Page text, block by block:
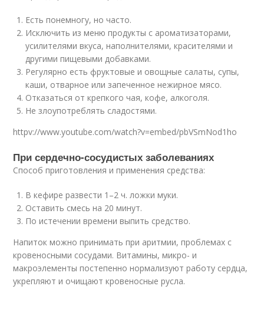
Есть понемногу, но часто.
Исключить из меню продукты с ароматизаторами,
усилителями вкуса, наполнителями, красителями и
другими пищевыми добавками.
Регулярно есть фруктовые и овощные салаты, супы,
каши, отварное или запеченное нежирное мясо.
Отказаться от крепкого чая, кофе, алкоголя.
Не злоупотреблять сладостями.
httpv://www.youtube.com/watch?v=embed/pbVSmNod1ho
При сердечно-сосудистых заболеваниях
Способ приготовления и применения средства:
В кефире развести 1–2 ч. ложки муки.
Оставить смесь на 20 минут.
По истечении времени выпить средство.
Напиток можно принимать при аритмии, проблемах с
кровеносными сосудами. Витамины, микро- и
макроэлементы постепенно нормализуют работу сердца,
укрепляют и очищают кровеносные русла.